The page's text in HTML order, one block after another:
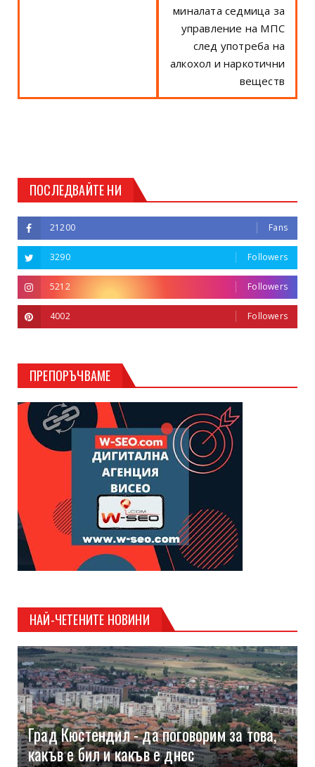
миналата седмица за
управление на МПС
след употреба на
алкохол и наркотични
веществ
ПОСЛЕДВАЙТЕ НИ
21200 Fans
3290 Followers
5212 Followers
4002 Followers
ПРЕПОРЪЧВАМЕ
НАЙ-ЧЕТЕНИТЕ НОВИНИ
Град Кюстендил - да поговорим за това,
какъв е бил и какъв е днес